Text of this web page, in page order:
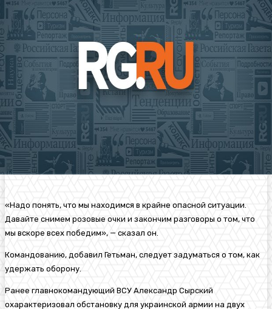
«Надо понять, что мы находимся в крайне опасной ситуации.
Давайте снимем розовые очки и закончим разговоры о том, что
мы вскоре всех победим», — сказал он.
Командованию, добавил Гетьман, следует задуматься о том, как
удержать оборону.
Ранее главнокомандующий ВСУ Александр Сырский
охарактеризовал обстановку для украинской армии на двух